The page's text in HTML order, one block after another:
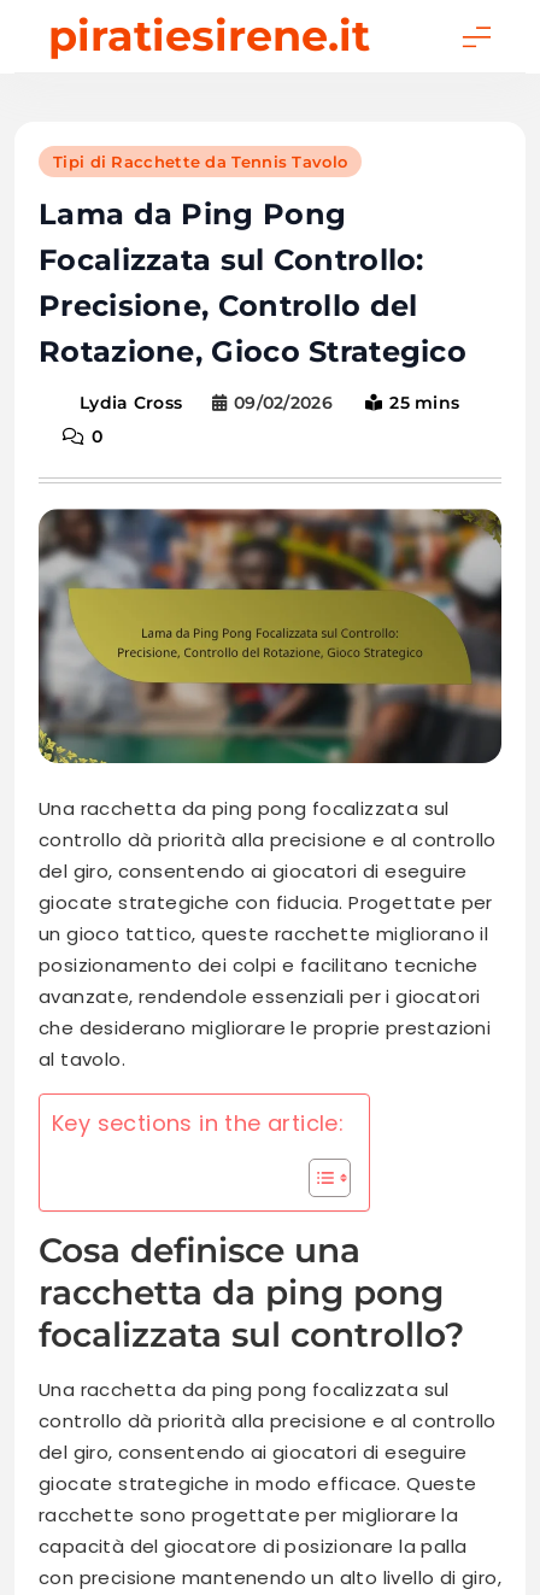
piratiesirene.it
Tipi di Racchette da Tennis Tavolo
Lama da Ping Pong
Focalizzata sul Controllo:
Precisione, Controllo del
Rotazione, Gioco Strategico
Lydia Cross 09/02/2026
25 mins
0
Una racchetta da ping pong focalizzata sul
controllo dà priorità alla precisione e al controllo
del giro, consentendo ai giocatori di eseguire
giocate strategiche con fiducia. Progettate per
un gioco tattico, queste racchette migliorano il
posizionamento dei colpi e facilitano tecniche
avanzate, rendendole essenziali per i giocatori
che desiderano migliorare le proprie prestazioni
al tavolo.
Key sections in the article:
Cosa definisce una
racchetta da ping pong
focalizzata sul controllo?
Una racchetta da ping pong focalizzata sul
controllo dà priorità alla precisione e al controllo
del giro, consentendo ai giocatori di eseguire
giocate strategiche in modo efficace. Queste
racchette sono progettate per migliorare la
capacità del giocatore di posizionare la palla
con precisione mantenendo un alto livello di giro,